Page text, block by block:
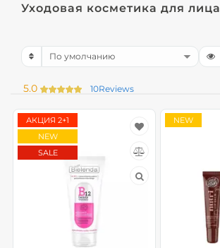
Уходовая косметика для лица
5.0 10Reviews
АКЦИЯ 2+1
NEW
SALE
NEW